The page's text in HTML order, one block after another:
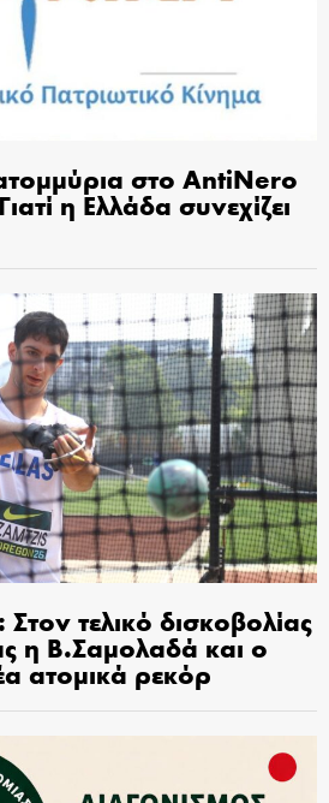
στο AntiNero
η Ελλάδα συνεχίζει
τελικό δισκοβολίας
η Β.Σαμολαδά και ο
ατομικά ρεκόρ